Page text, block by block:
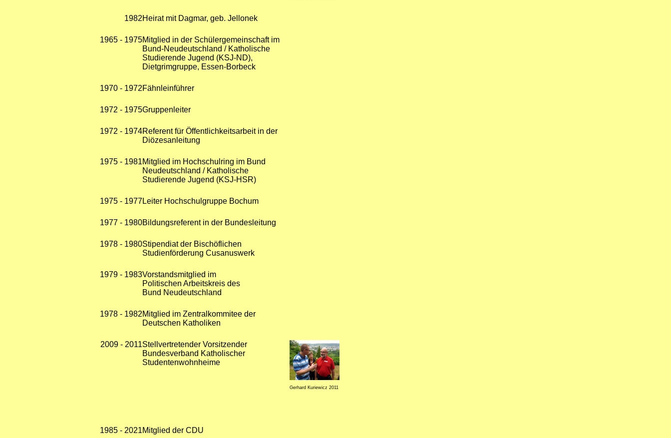
1982Heirat mit Dagmar, geb. Jellonek
1965 - 1975Mitglied in der Schülergemeinschaft im
Bund-Neudeutschland / Katholische
Studierende Jugend (KSJ-ND),
Dietgrimgruppe, Essen-Borbeck
1970 - 1972Fähnleinführer
1972 - 1975Gruppenleiter
1972 - 1974Referent für Öffentlichkeitsarbeit in der
Diözesanleitung
1975 - 1981Mitglied im Hochschulring im Bund
Neudeutschland / Katholische
Studierende Jugend (KSJ-HSR)
1975 - 1977Leiter Hochschulgruppe Bochum
1977 - 1980Bildungsreferent in der Bundesleitung
1978 - 1980Stipendiat der Bischöflichen
Studienförderung Cusanuswerk
1979 - 1983Vorstandsmitglied im
Politischen Arbeitskreis des
Bund Neudeutschland
1978 - 1982Mitglied im Zentralkommitee der
Deutschen Katholiken
2009 - 2011Stellvertretender Vorsitzender
Bundesverband Katholischer
Studentenwohnheime
Gerhard Kuriewicz 2011
1985 - 2021Mitglied der CDU